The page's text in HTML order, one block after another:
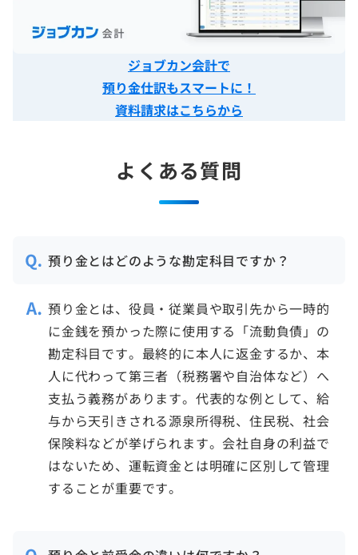
ジョブカン会計で
預り金仕訳もスマートに！
資料請求はこちらから
よくある質問
預り金とはどのような勘定科目ですか？
預り金とは、役員・従業員や取引先から一時的
に金銭を預かった際に使用する「流動負債」の
勘定科目です。最終的に本人に返金するか、本
人に代わって第三者（税務署や自治体など）へ
支払う義務があります。代表的な例として、給
与から天引きされる源泉所得税、住民税、社会
保険料などが挙げられます。会社自身の利益で
はないため、運転資金とは明確に区別して管理
することが重要です。